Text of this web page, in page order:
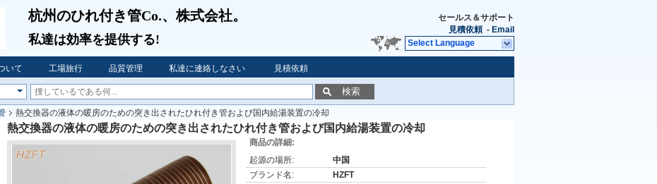
杭州のひれ付き管Co.、株式会社。
私達は効率を提供する!
セールス＆サポート
見積依頼 - Email
Select Language
いて 工場旅行 品質管理 私達に連絡しなさい 見積依頼
検索
熱交換器の液体の暖房のための突き出されたひれ付き管および国内給湯装置の冷却
熱交換器の液体の暖房のための突き出されたひれ付き管および国内給湯装置の冷却
商品の詳細:
起源の場所:
中国
ブランド名:
HZFT